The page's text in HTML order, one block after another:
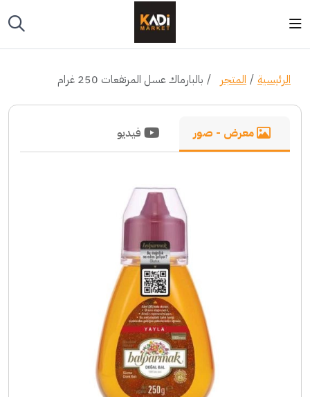
الرئيسية المتجر بالبارماك عسل المرتفعات 250 غرام
معرض - صور فيديو